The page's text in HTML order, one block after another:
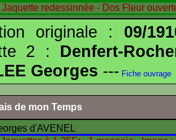
originale : 09/
2 : Denfert-
Georges --- Fiche ouvrage
de mon Temps
d'AVENEL